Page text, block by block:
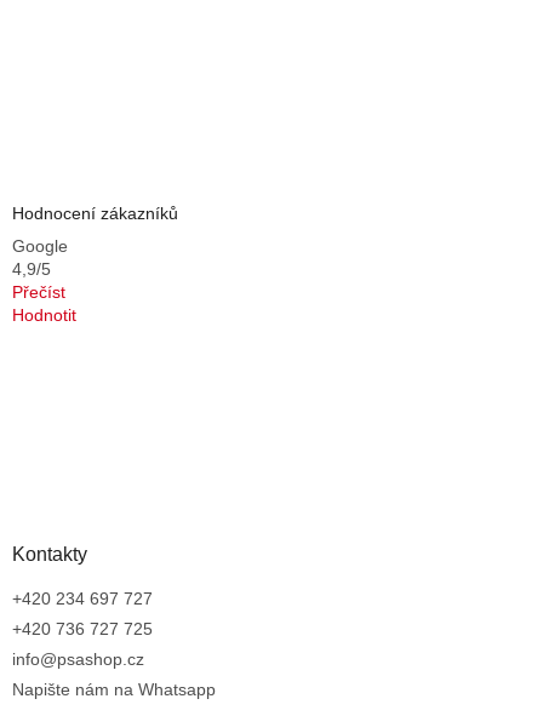
Hodnocení zákazníků
Google
4,9/5
Přečíst
Hodnotit
Kontakty
+420 234 697 727
+420 736 727 725
info@psashop.cz
Napište nám na Whatsapp